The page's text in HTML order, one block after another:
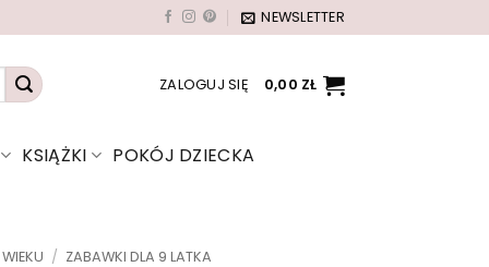
NEWSLETTER
ZALOGUJ SIĘ 0,00 ZŁ
KSIĄŻKI
POKÓJ DZIECKA
/ ZABAWKI DLA 9 LATKA